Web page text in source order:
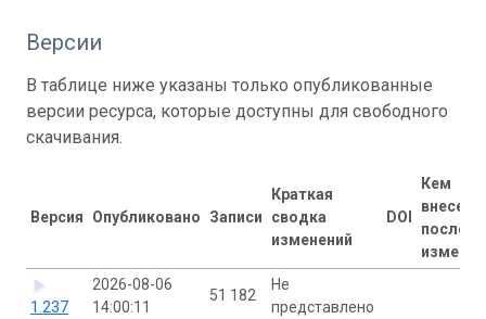
Версии
В таблице ниже указаны только опубликованные
версии ресурса, которые доступны для свободного
скачивания.
Версия Опубликовано Записи
Краткая
сводка
изменений
DOI
Кем
внесены
1.237
2026-08-06
14:00:11
51 182
Не
представлено